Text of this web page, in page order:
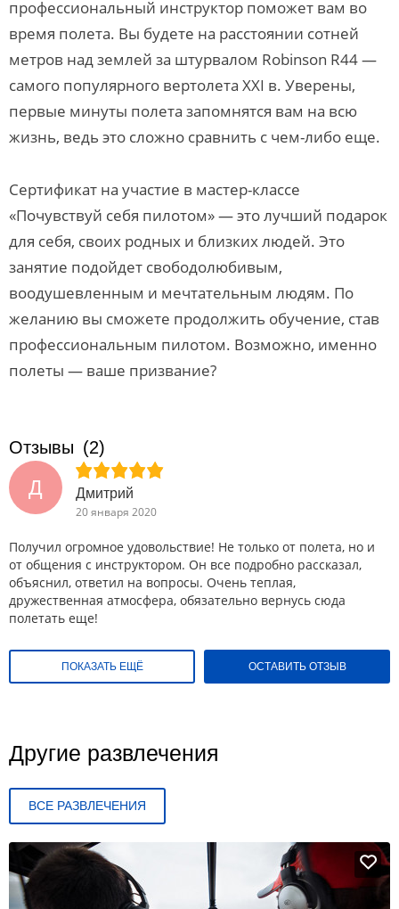
профессиональный инструктор поможет вам во
время полета. Вы будете на расстоянии сотней
метров над землей за штурвалом Robinson R44 —
самого популярного вертолета ХХI в. Уверены,
первые минуты полета запомнятся вам на всю
жизнь, ведь это сложно сравнить с чем-либо еще.
Сертификат на участие в мастер-классе
«Почувствуй себя пилотом» — это лучший подарок
для себя, своих родных и близких людей. Это
занятие подойдет свободолюбивым,
воодушевленным и мечтательным людям. По
желанию вы сможете продолжить обучение, став
профессиональным пилотом. Возможно, именно
полеты — ваше призвание?
Отзывы (2)
Д
Дмитрий
20 января 2020
Получил огромное удовольствие! Не только от полета, но и
от общения с инструктором. Он все подробно рассказал,
объяснил, ответил на вопросы. Очень теплая,
дружественная атмосфера, обязательно вернусь сюда
полетать еще!
ПОКАЗАТЬ ЕЩЁ ОСТАВИТЬ ОТЗЫВ
Другие развлечения
ВСЕ РАЗВЛЕЧЕНИЯ